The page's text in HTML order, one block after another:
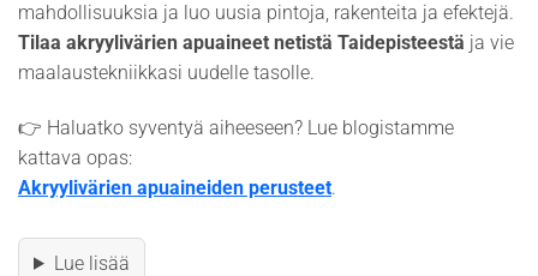
mahdollisuuksia ja luo uusia pintoja, rakenteita ja efektejä.
Tilaa akryylivärien apuaineet netistä Taidepisteestä ja vie
maalaustekniikkasi uudelle tasolle.
👉 Haluatko syventyä aiheeseen? Lue blogistamme
kattava opas:
Akryylivärien apuaineiden perusteet.
Lue lisää